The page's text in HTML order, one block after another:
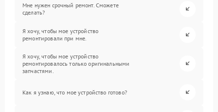
Мне нужен срочный ремонт. Сможете
сделать?
Я хочу, чтобы мое устройство
ремонтировали при мне.
Я хочу, чтобы мое устройство
ремонтировалось только оригинальными
запчастями.
Как я узнаю, что мое устройство готово?